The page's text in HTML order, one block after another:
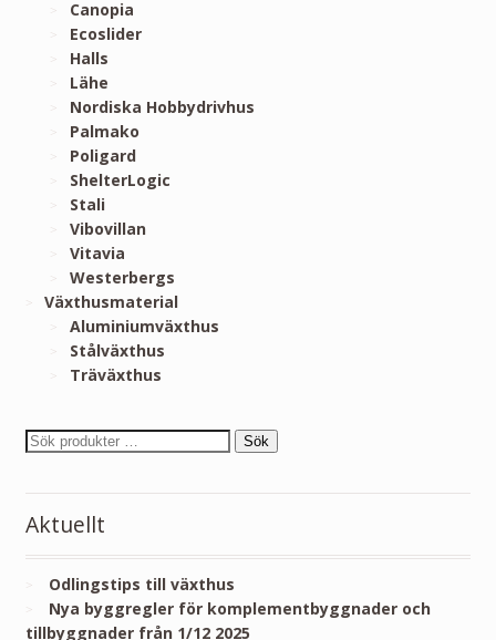
Canopia
Ecoslider
Halls
Lähe
Nordiska Hobbydrivhus
Palmako
Poligard
ShelterLogic
Stali
Vibovillan
Vitavia
Westerbergs
Växthusmaterial
Aluminiumväxthus
Stålväxthus
Träväxthus
Sök
Aktuellt
Odlingstips till växthus
Nya byggregler för komplementbyggnader och
tillbyggnader från 1/12 2025